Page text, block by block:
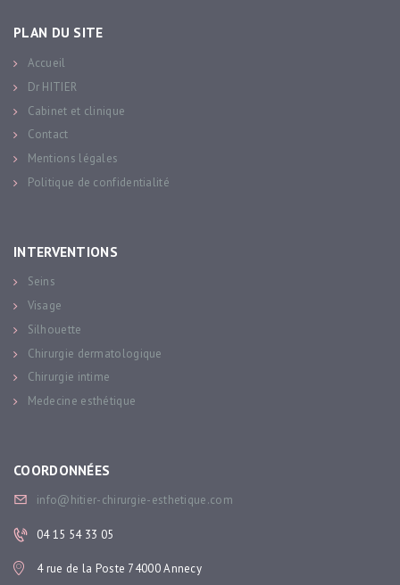
PLAN DU SITE
Accueil
Dr HITIER
Cabinet et clinique
Contact
Mentions légales
Politique de confidentialité
INTERVENTIONS
Seins
Visage
Silhouette
Chirurgie dermatologique
Chirurgie intime
Medecine esthétique
COORDONNÉES
info@hitier-chirurgie-esthetique.com
04 15 54 33 05
4 rue de la Poste 74000 Annecy